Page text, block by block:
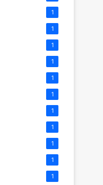
1
1
1
1
1
1
1
1
1
1
1